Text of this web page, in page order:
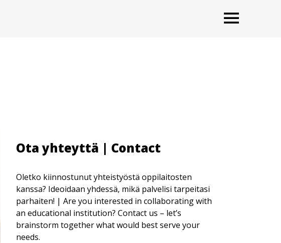
Ota yhteyttä | Contact
Oletko kiinnostunut yhteistyöstä oppilaitosten
kanssa? Ideoidaan yhdessä, mikä palvelisi tarpeitasi
parhaiten! | Are you interested in collaborating with
an educational institution? Contact us – let’s
brainstorm together what would best serve your
needs.